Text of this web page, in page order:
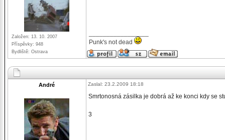
Založen: 13. 10. 2007
Příspěvky: 948
Bydliště: Ostrava
Punk's not dead
André Zaslal: 23.2.2009 18:18
Smrtonosná zásilka je dobrá až ke konci kdy se
3